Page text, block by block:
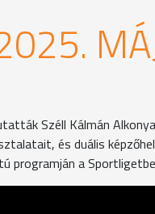
Széll Kálmán
és duális
programján a